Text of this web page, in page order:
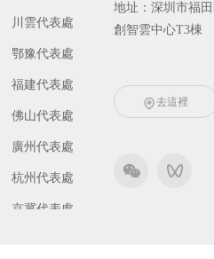
川雲代表處
鄂豫代表處
福建代表處
佛山代表處
廣州代表處
杭州代表處
京冀代表處
地址：深圳市福
創智雲中心T3棟
去這裡